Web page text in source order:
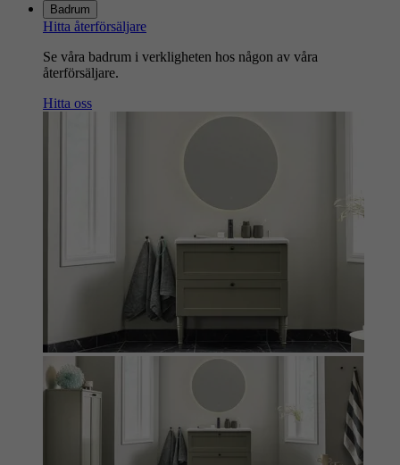
Badrum
Hitta återförsäljare
Se våra badrum i verkligheten hos någon av våra
återförsäljare.
Hitta oss